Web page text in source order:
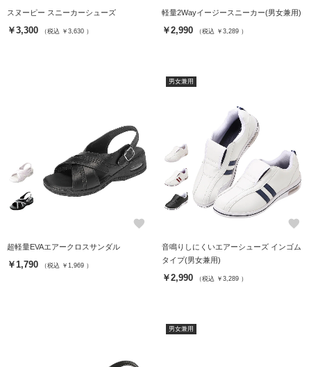
スヌーピー スニーカーシューズ
￥3,300 （税込 ￥3,630 ）
軽量2Wayイージースニーカー(男女兼用)
￥2,990 （税込 ￥3,289 ）
favorite
超軽量EVAエアークロスサンダル
￥1,790 （税込 ￥1,969 ）
男女兼用
favorite
音鳴りしにくいエアーシューズ インゴム
タイプ(男女兼用)
￥2,990 （税込 ￥3,289 ）
男女兼用